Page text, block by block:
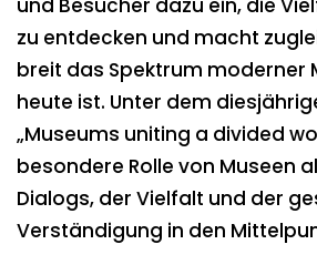
zu entdecken und macht
breit das Spektrum moderner
heute ist. Unter dem
„Museums uniting a divided
besondere Rolle von Museen
Dialogs, der Vielfalt und der
Verständigung in den